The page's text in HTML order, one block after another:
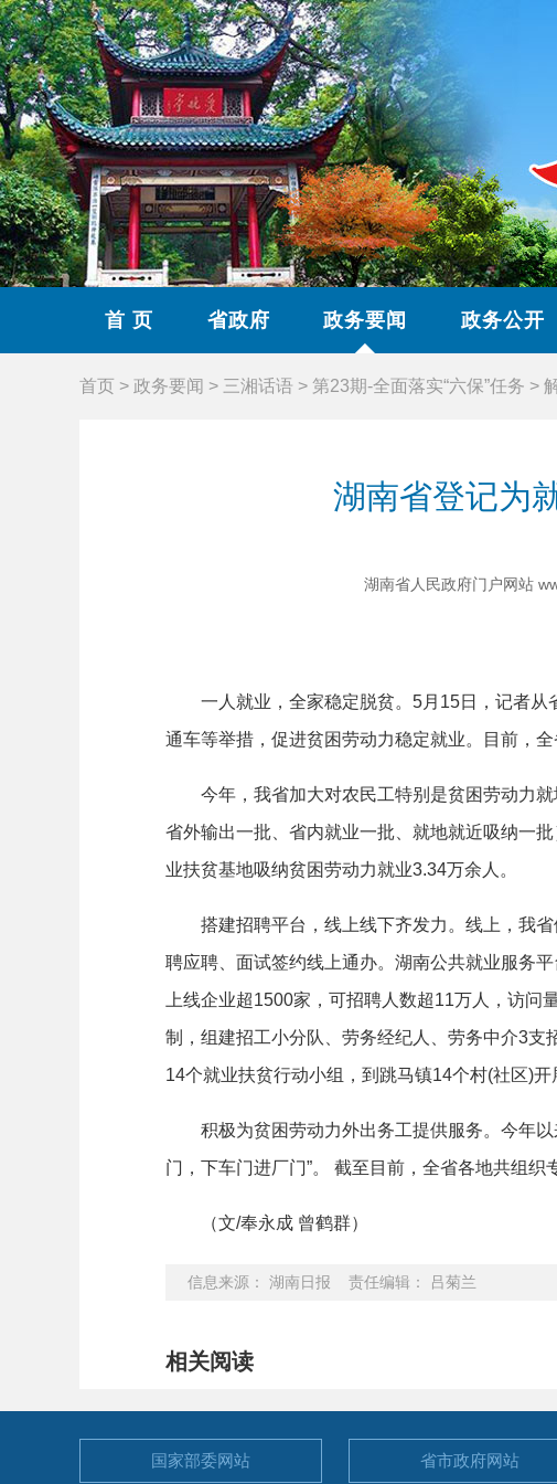
首 页 省政府 政务要闻 政务公开
首页 > 政务要闻 > 三湘话语 > 第23期-全面落实“六保”任务 >
湖南省登记为
湖南省人民政府门户网站
一人就业，全家稳定脱贫。5月15日，记者从
通车等举措，促进贫困劳动力稳定就业。目前，
今年，我省加大对农民工特别是贫困劳动力就
省外输出一批、省内就业一批、就地就近吸纳一
业扶贫基地吸纳贫困劳动力就业3.34万余人。
搭建招聘平台，线上线下齐发力。线上，我省
聘应聘、面试签约线上通办。湖南公共就业服务
上线企业超1500家，可招聘人数超11万人，访
制，组建招工小分队、劳务经纪人、劳务中介3支
14个就业扶贫行动小组，到跳马镇14个村(社区)
积极为贫困劳动力外出务工提供服务。今年以
门，下车门进厂门”。 截至目前，全省各地共组织
（文/奉永成 曾鹤群）
信息来源： 湖南日报 责任编辑： 吕菊兰
相关阅读
国家部委网站 省市政府网站